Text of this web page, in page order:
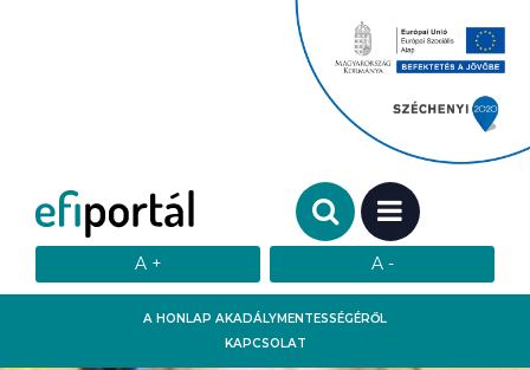
A HONLAP AKADÁLYMENTESSÉGÉRŐL
KAPCSOLAT
Keresendő szó:
MENÜ